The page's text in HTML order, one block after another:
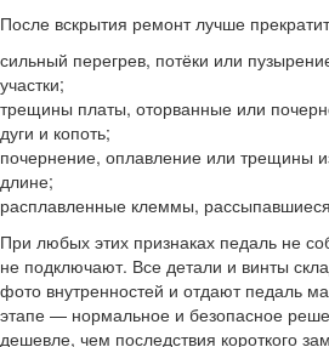
После вскрытия ремонт лучше
сильный перегрев, потёки или
участки;
трещины платы, оторванные или
дуги и копоть;
почернение, оплавление или трещины
длине;
расплавленные клеммы,
При любых этих признаках педаль не
не подключают. Все детали и винты
фото внутренностей и отдают педаль
этапе — нормальное и безопасное
дешевле, чем последствия короткого